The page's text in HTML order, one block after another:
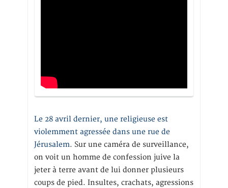
Le 28 avril dernier, une religieuse est
violemment agressée dans une rue de
Jérusalem. Sur une caméra de surveillance,
on voit un homme de confession juive la
jeter à terre avant de lui donner plusieurs
coups de pied. Insultes, crachats, agressions